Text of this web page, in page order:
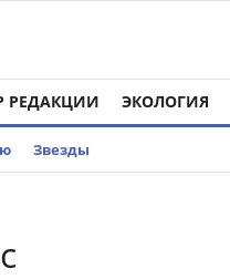
РЕДАКЦИИ ЭКОЛОГИЯ
Звезды